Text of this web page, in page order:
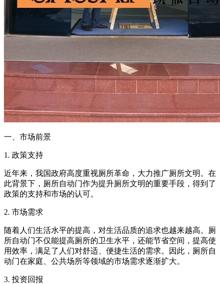
一、市场前景
1. 政策支持
近年来，我国政府高度重视厕所革命，大力推广厕所文明。在
此背景下，厕所自动门作为提升厕所文明的重要手段，得到了
政策的支持和市场的认可。
2. 市场需求
随着人们生活水平的提高，对生活品质的追求也越来越高。厕
所自动门不仅能提高厕所的卫生水平，还能节省空间，提高使
用效率，满足了人们对舒适、便捷生活的需求。因此，厕所自
动门在家庭、公共场所等领域的市场需求逐渐扩大。
3. 投资回报